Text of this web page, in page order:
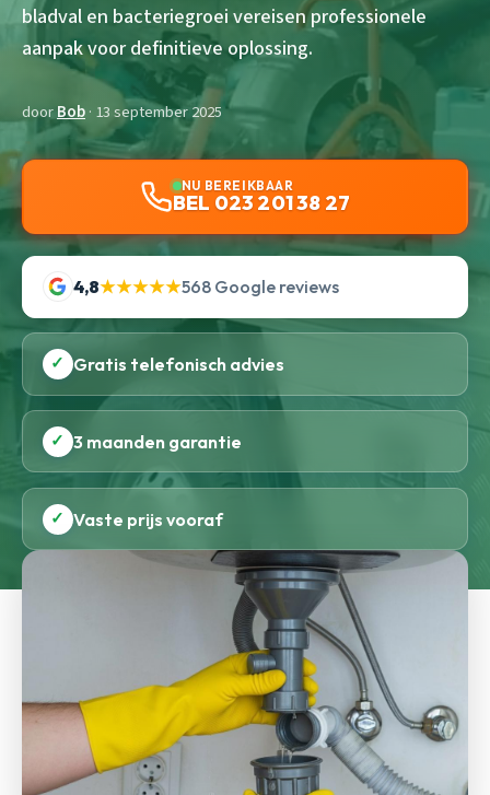
bladval en bacteriegroei vereisen professionele
aanpak voor definitieve oplossing.
doorBob· 13 september 2025
NU BEREIKBAAR
BEL 023 201 38 27
4,8★★★★★568 Google reviews
✓ Gratis telefonisch advies
✓ 3 maanden garantie
✓ Vaste prijs vooraf